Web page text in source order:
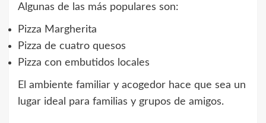
Algunas de las más populares son:
Pizza Margherita
Pizza de cuatro quesos
Pizza con embutidos locales
El ambiente familiar y acogedor hace que sea un
lugar ideal para familias y grupos de amigos.